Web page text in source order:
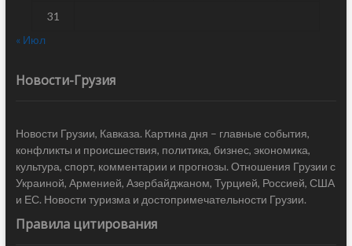
31
« Июл
Новости-Грузия
Новости Грузии, Кавказа. Картина дня – главные события,
конфликты и происшествия, политика, бизнес, экономика,
культура, спорт, комментарии и прогнозы. Отношения Грузии с
Украиной, Арменией, Азербайджаном, Турцией, Россией, США
и ЕС. Новости туризма и достопримечательности Грузии.
Правила цитирования